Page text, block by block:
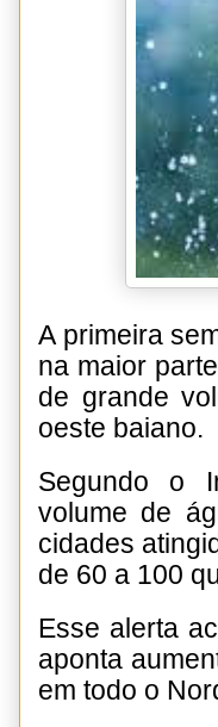
A primeira
na maior
de grande
oeste baiano.
Segundo o
volume de
cidades
de 60 a 100
Esse alerta
aponta
em todo o